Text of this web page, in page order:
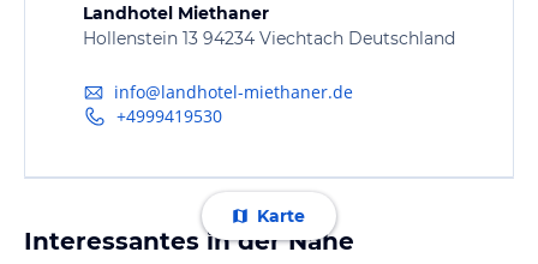
Landhotel Miethaner
Hollenstein 13 94234 Viechtach Deutschland
info@landhotel-miethaner.de
+4999419530
Karte
Interessantes in der Nähe